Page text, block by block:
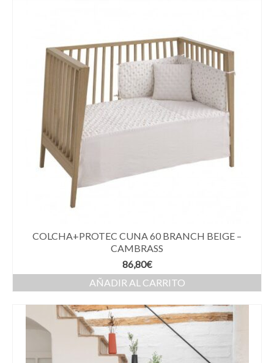
COLCHA+PROTEC CUNA 60 BRANCH BEIGE –
CAMBRASS
86,80€
AÑADIR AL CARRITO